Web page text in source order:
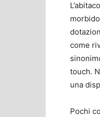
come
touch.
una
Pochi